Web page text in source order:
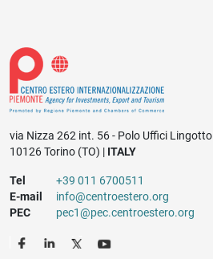
via Nizza 262 int. 56 - Polo Uffici Lingotto
10126 Torino (TO) | ITALY
Tel
+39 011 6700511
E-mail
info@centroestero.org
PEC
pec1@pec.centroestero.org